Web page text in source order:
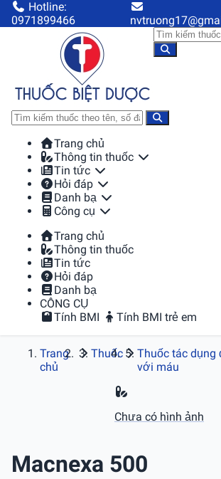
Hotline:
0971899466
Trang chủ
Thông tin thuốc
Tin tức
Hỏi đáp
Danh bạ
Công cụ
Trang chủ
Thông tin thuốc
Tin tức
Hỏi đáp
Danh bạ
CÔNG CỤ
Tính BMI
Tính BMI trẻ em
Trang
chủ
Thuốc
Thuốc tác dụng
với máu
Chưa có hình ảnh
Macnexa 500